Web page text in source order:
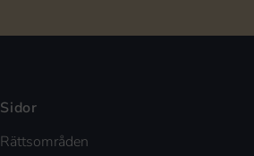
Sidor
Rättsområden